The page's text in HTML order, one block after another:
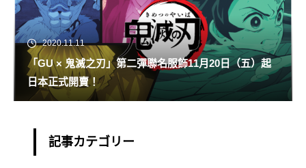
2020.11.11
「GU × 鬼滅之刃」第二彈聯名服飾11月20日（五）起
日本正式開賣！
記事カテゴリー